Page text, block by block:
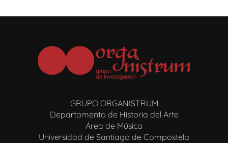
GRUPO ORGANISTRUM
Departamento de Historia del Arte
Área de Música
Universidad de Santiago de Compostela